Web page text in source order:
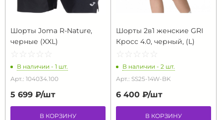
Шорты Joma R-Nature,
черные (XXL)
☆ ☆ ☆ ☆ ☆
★ ★ ★ ★ ★
В наличии - 1 шт.
Арт.: 104034.100
5 699 ₽/шт
В КОРЗИНУ
Шорты 2в1 женские GRI
Кросс 4.0, черный, (L)
☆ ☆ ☆ ☆ ☆
★ ★ ★ ★ ★
В наличии - 2 шт.
Арт.: SS25-14W-BK
6 400 ₽/шт
В КОРЗИНУ